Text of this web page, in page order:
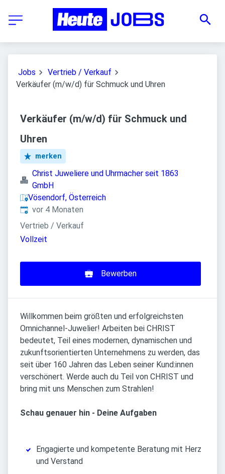
Jobs
Vertrieb / Verkauf
Verkäufer (m/w/d) für Schmuck und Uhren
Verkäufer (m/w/d) für Schmuck und
Uhren
merken
Christ Juweliere und Uhrmacher seit 1863
GmbH
Vösendorf, Österreich
Veröffentlicht:
vor 4 Monaten
Vertrieb / Verkauf
Vollzeit
Bewerben
Willkommen beim größten und erfolgreichsten
Omnichannel-Juwelier! Arbeiten bei CHRIST
bedeutet, Teil eines modernen, dynamischen und
zukunftsorientierten Unternehmens zu werden, das
seit über 160 Jahren das Leben seiner Kund:innen
verschönert. Werde auch du Teil von CHRIST und
bring mit uns Menschen zum Strahlen!
Schau genauer hin - Deine Aufgaben
Engagierte und kompetente Beratung mit Herz
und Verstand